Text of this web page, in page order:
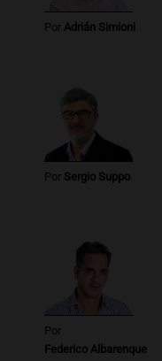
Por Adrián Simioni
Por Sergio Suppo
Por
Federico Albarenque